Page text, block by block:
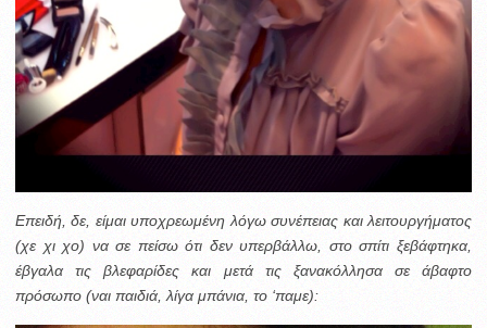
Επειδή, δε, είμαι υποχρεωμένη λόγω συνέπειας και λειτουργήματος
(χε χι χο) να σε πείσω ότι δεν υπερβάλλω, στο σπίτι ξεβάφτηκα,
έβγαλα τις βλεφαρίδες και μετά τις ξανακόλλησα σε άβαφτο
πρόσωπο (ναι παιδιά, λίγα μπάνια, το ‘παμε):